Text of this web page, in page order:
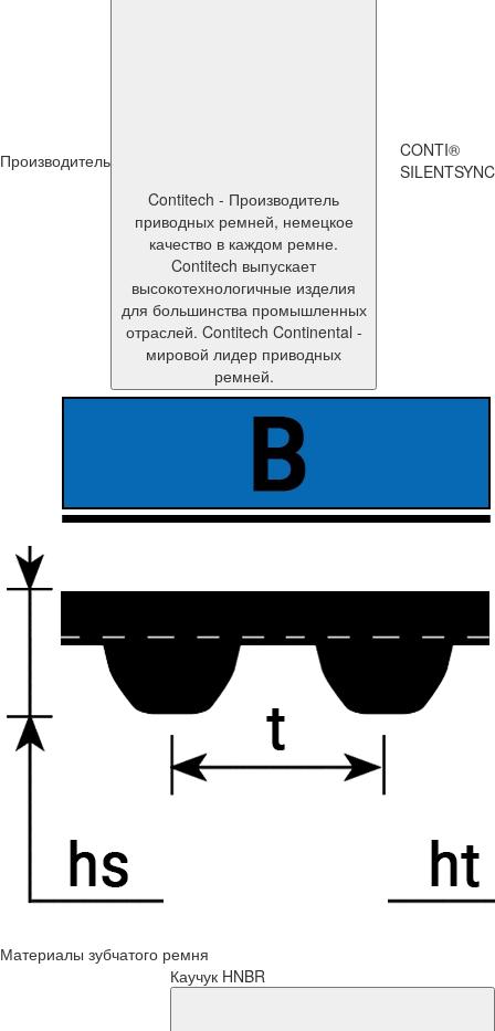
Производитель
Contitech - Производитель
приводных ремней, немецкое
качество в каждом ремне.
Contitech выпускает
высокотехнологичные изделия
для большинства промышленных
отраслей. Contitech Continental -
мировой лидер приводных
ремней.
CONTI®
SILENTSYNC
Материалы зубчатого ремня
Каучук HNBR